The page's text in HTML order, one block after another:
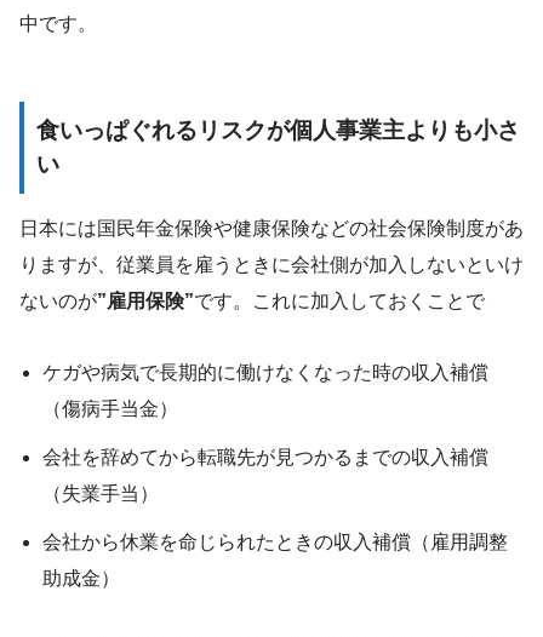
中です。
食いっぱぐれるリスクが個人事業主よりも小さ
い
日本には国民年金保険や健康保険などの社会保険制度があ
りますが、従業員を雇うときに会社側が加入しないといけ
ないのが”雇用保険”です。これに加入しておくことで
ケガや病気で長期的に働けなくなった時の収入補償
（傷病手当金）
会社を辞めてから転職先が見つかるまでの収入補償
（失業手当）
会社から休業を命じられたときの収入補償（雇用調整
助成金）